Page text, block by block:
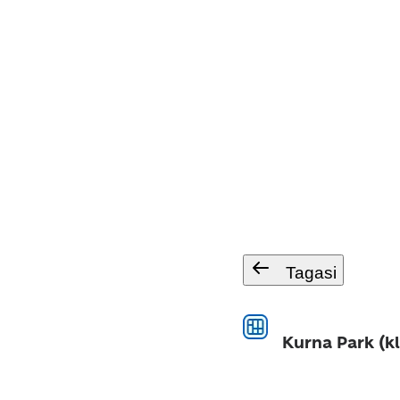
Tagasi
Kurna Park